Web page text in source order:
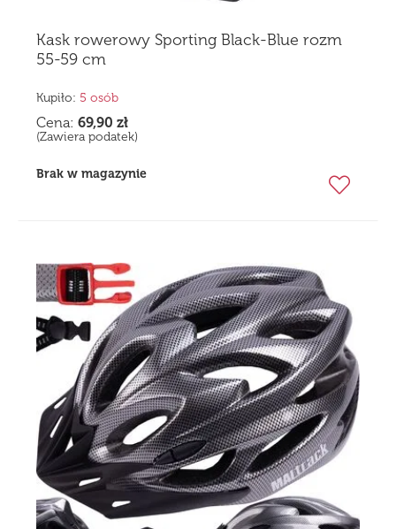
Kask rowerowy Sporting Black-Blue rozm
55-59 cm
Kupiło: 5 osób
Cena: 69,90 zł
(Zawiera podatek)
Brak w magazynie